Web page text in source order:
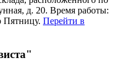
д. 20. Время работы:
Пятницу. Перейти в